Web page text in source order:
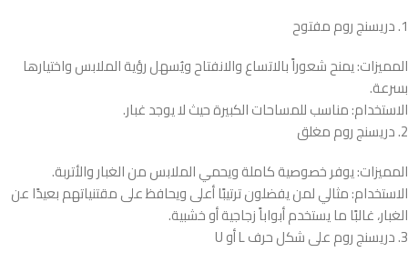
1. دريسنج روم مفتوح
المميزات: يمنح شعوراً بالاتساع والانفتاح ويُسهل رؤية الملابس واختيارها
بسرعة.
الاستخدام: مناسب للمساحات الكبيرة حيث لا يوجد غبار.
2. دريسنج روم مغلق
المميزات: يوفر خصوصية كاملة ويحمي الملابس من الغبار والأتربة.
الاستخدام: مثالي لمن يفضلون ترتيبًا أعلى ويحافظ على مقتنياتهم بعيدًا عن
الغبار، غالبًا ما يستخدم أبواباً زجاجية أو خشبية.
3. دريسنج روم على شكل حرف L أو U